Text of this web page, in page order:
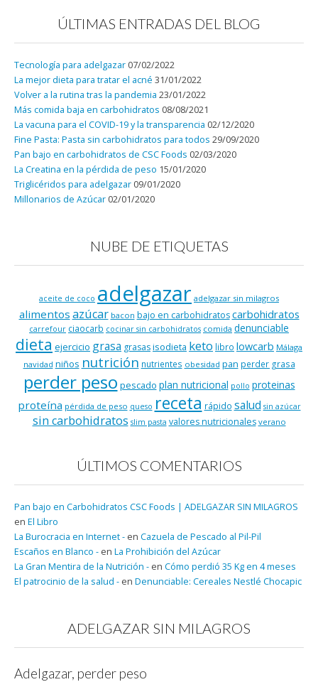
ÚLTIMAS ENTRADAS DEL BLOG
Tecnología para adelgazar 07/02/2022
La mejor dieta para tratar el acné 31/01/2022
Volver a la rutina tras la pandemia 23/01/2022
Más comida baja en carbohidratos 08/08/2021
La vacuna para el COVID-19 y la transparencia 02/12/2020
Fine Pasta: Pasta sin carbohidratos para todos 29/09/2020
Pan bajo en carbohidratos de CSC Foods 02/03/2020
La Creatina en la pérdida de peso 15/01/2020
Triglicéridos para adelgazar 09/01/2020
Millonarios de Azúcar 02/01/2020
NUBE DE ETIQUETAS
aceite de coco adelgazar adelgazar sin milagros
alimentos azúcar bacon bajo en carbohidratos carbohidratos
carrefour ciaocarb cocinar sin carbohidratos comida denunciable
dieta ejercicio grasa grasasisodieta keto libro lowcarb Málaga
navidad niños nutrición nutrientes obesidad pan perder grasa
perder peso pescado plan nutricional pollo proteinas
proteína pérdida de peso queso receta rápido salud sin azúcar
sin carbohidratos slim pasta valores nutricionales verano
ÚLTIMOS COMENTARIOS
Pan bajo en Carbohidratos CSC Foods | ADELGAZAR SIN MILAGROS
en El Libro
La Burocracia en Internet - en Cazuela de Pescado al Pil-Pil
Escaños en Blanco - en La Prohibición del Azúcar
La Gran Mentira de la Nutrición - en Cómo perdió 35 Kg en 4 meses
El patrocinio de la salud - en Denunciable: Cereales Nestlé Chocapic
ADELGAZAR SIN MILAGROS
Adelgazar, perder peso